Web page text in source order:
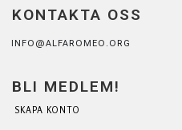
KONTAKTA OSS
INFO@ALFAROMEO.ORG
BLI MEDLEM!
SKAPA KONTO